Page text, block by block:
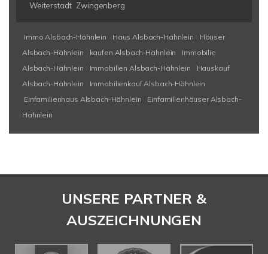
Weiterstadt Zwingenberg
Immo Alsbach-Hähnlein Haus Alsbach-Hähnlein
Häuser
Alsbach-Hähnlein
kaufen Alsbach-Hähnlein
Immobilie
Alsbach-Hähnlein
Immobilien Alsbach-Hähnlein
Hauskauf
Alsbach-Hähnlein
Immobilienkauf Alsbach-Hähnlein
Einfamilienhaus Alsbach-Hähnlein
Einfamilienhäuser Alsbach-
Hähnlein
UNSERE PARTNER &
AUSZEICHNUNGEN